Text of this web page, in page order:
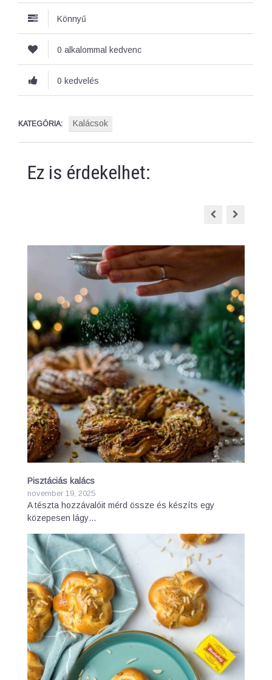
Könnyű
0 alkalommal kedvenc
0 kedvelés
KATEGÓRIA: Kalácsok
Ez is érdekelhet:
Pisztáciás kalács
november 19, 2025
A tészta hozzávalóit mérd össze és készíts egy
közepesen lágy…